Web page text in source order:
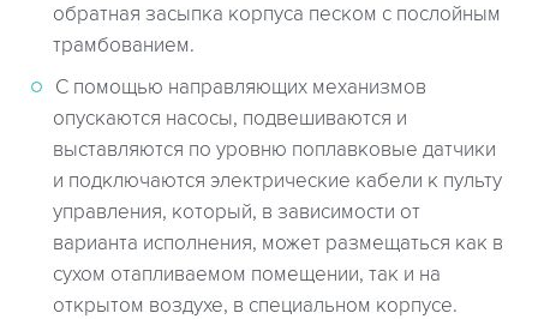
обратная засыпка корпуса песком с послойным
трамбованием.
С помощью направляющих механизмов
опускаются насосы, подвешиваются и
выставляются по уровню поплавковые датчики
и подключаются электрические кабели к пульту
управления, который, в зависимости от
варианта исполнения, может размещаться как в
сухом отапливаемом помещении, так и на
открытом воздухе, в специальном корпусе.